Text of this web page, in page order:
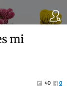
mi
40
0